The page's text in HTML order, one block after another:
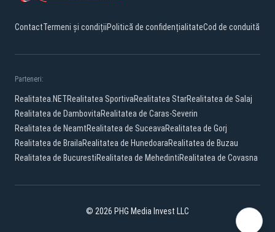
ContactTermeni și condițiiPolitică de confidențialitateCod de conduită
Parteneri:
Realitatea.NETRealitatea SportivaRealitatea StarRealitatea de Salaj
Realitatea de DambovitaRealitatea de Caras-Severin
Realitatea de NeamtRealitatea de SuceavaRealitatea de Gorj
Realitatea de BrailaRealitatea de HunedoaraRealitatea de Buzau
Realitatea de BucurestiRealitatea de MehedintiRealitatea de Covasna
© 2026 PHG Media Invest LLC